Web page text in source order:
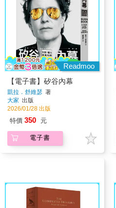
Readmoo
【電子書】矽谷內幕
凱拉．舒維瑟 著
大家 出版
2026/01/28 出版
特價 350 元
電子書